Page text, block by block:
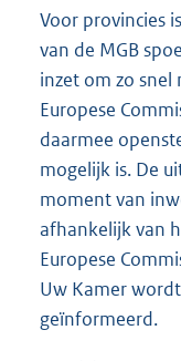
Voor provincies
van de MGB
inzet om zo
Europese
daarmee
mogelijk is. De
moment van
afhankelijk van
Europese
Uw Kamer
geïnformeerd.